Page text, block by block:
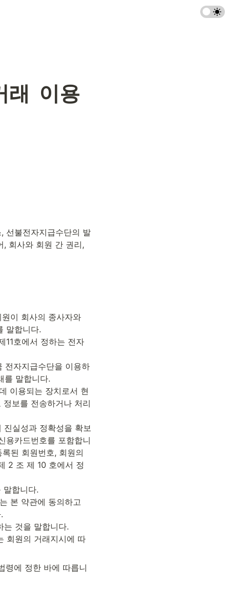
이용
선불전자지급수단의 발
, 회사와 회원 간 권리,
이 회사의 종사자와
말합니다.
11호에서 정하는 전자
전자지급수단을 이용하
를 말합니다.
이용되는 장치로서 현
보를 전송하거나 처리
진실성과 정확성을 확보
용카드번호를 포함합니
된 회원번호, 회원의
2 조 제 10 호에서 정
말합니다.
본 약관에 동의하고
는 것을 말합니다.
회원의 거래지시에 따
령에 정한 바에 따릅니